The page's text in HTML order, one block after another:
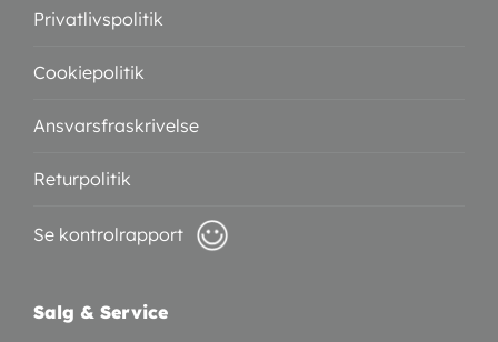
Privatlivspolitik
Cookiepolitik
Ansvarsfraskrivelse
Returpolitik
Se kontrolrapport
Salg & Service